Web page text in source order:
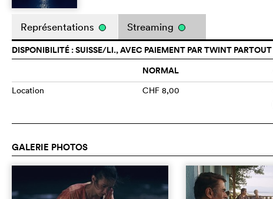
Représentations Streaming
DISPONIBILITÉ : SUISSE/LI., AVEC PAIEMENT PAR TWINT PARTOUT
NORMAL
Location CHF 8,00
GALERIE PHOTOS